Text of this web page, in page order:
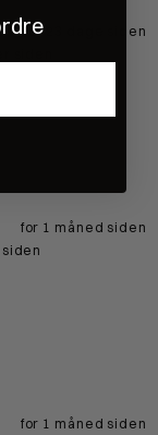
for 23 dage siden
for 1 måned siden
for 1 måned siden